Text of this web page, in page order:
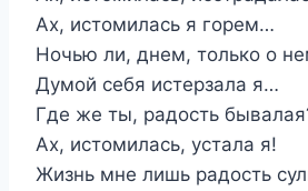
Ах, истомилась я горем…
Ночью ли, днем, только о
Думой себя истерзала я…
Где же ты, радость
Ах, истомилась, устала я!
Жизнь мне лишь радость